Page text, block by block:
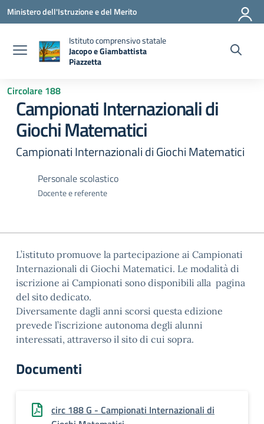
Vai ai contenuti
Vai al menu di navigazione
Vai al footer
Ministero dell'Istruzione e del Merito
Istituto comprensivo statale
Jacopo e Giambattista
Piazzetta
Circolare 188
Campionati Internazionali di
Giochi Matematici
Campionati Internazionali di Giochi Matematici
Personale scolastico
Docente e referente
L’istituto promuove la partecipazione ai Campionati
Internazionali di Giochi Matematici. Le modalità di
iscrizione ai Campionati sono disponibili alla pagina
del sito dedicato.
Diversamente dagli anni scorsi questa edizione
prevede l’iscrizione autonoma degli alunni
interessati, attraverso il sito di cui sopra.
Documenti
circ 188 G - Campionati Internazionali di